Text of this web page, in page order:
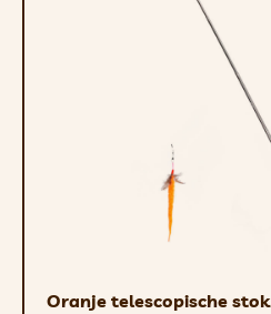
Oranje telescopische stok